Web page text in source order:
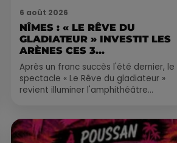
6 août 2026
NÎMES : « LE RÊVE DU
GLADIATEUR » INVESTIT LES
ARÈNES CES 3...
Après un franc succès l'été dernier, le
spectacle « Le Rêve du gladiateur »
revient illuminer l'amphithéâtre